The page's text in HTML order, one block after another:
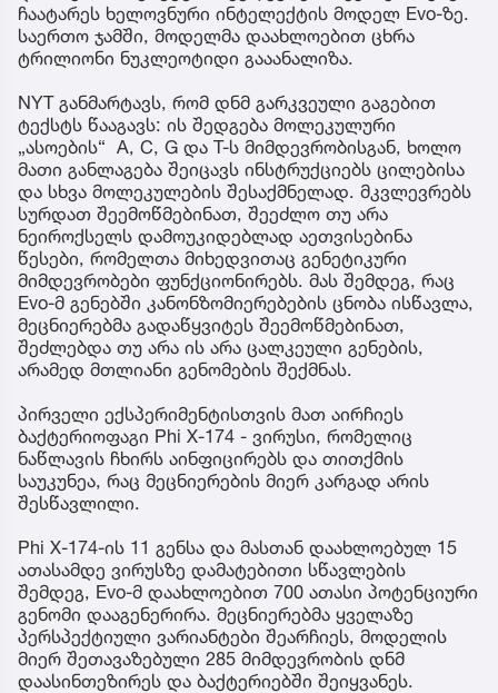
ჩაატარეს ხელოვნური ინტელექტის მოდელ Evo-ზე.
საერთო ჯამში, მოდელმა დაახლოებით ცხრა
ტრილიონი ნუკლეოტიდი გააანალიზა.
NYT განმარტავს, რომ დნმ გარკვეული გაგებით
ტექსტს წააგავს: ის შედგება მოლეკულური
„ასოების“ A, C, G და T-ს მიმდევრობისგან, ხოლო
მათი განლაგება შეიცავს ინსტრუქციებს ცილებისა
და სხვა მოლეკულების შესაქმნელად. მკვლევრებს
სურდათ შეემოწმებინათ, შეეძლო თუ არა
ნეიროქსელს დამოუკიდებლად აეთვისებინა
წესები, რომელთა მიხედვითაც გენეტიკური
მიმდევრობები ფუნქციონირებს. მას შემდეგ, რაც
Evo-მ გენებში კანონზომიერებების ცნობა ისწავლა,
მეცნიერებმა გადაწყვიტეს შეემოწმებინათ,
შეძლებდა თუ არა ის არა ცალკეული გენების,
არამედ მთლიანი გენომების შექმნას.
პირველი ექსპერიმენტისთვის მათ აირჩიეს
ბაქტერიოფაგი Phi X-174 - ვირუსი, რომელიც
ნაწლავის ჩხირს აინფიცირებს და თითქმის
საუკუნეა, რაც მეცნიერების მიერ კარგად არის
შესწავლილი.
Phi X-174-ის 11 გენსა და მასთან დაახლოებულ 15
ათასამდე ვირუსზე დამატებითი სწავლების
შემდეგ, Evo-მ დაახლოებით 700 ათასი პოტენციური
გენომი დააგენერირა. მეცნიერებმა ყველაზე
პერსპექტიული ვარიანტები შეარჩიეს, მოდელის
მიერ შეთავაზებული 285 მიმდევრობის დნმ
დაასინთეზირეს და ბაქტერიებში შეიყვანეს.